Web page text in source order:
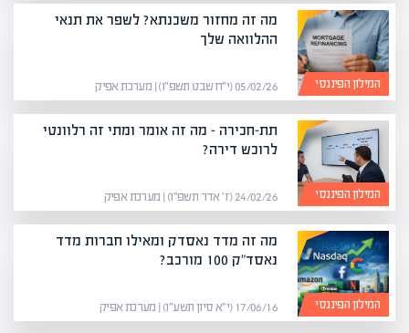
המילון הפיננסי
מה זה מחזור משכנתא? לשפר את תנאי
ההלוואה שלך
05/02/26 (י״ח שבט תשפ״ו) | מערכת אפיק
המילון הפיננסי
תת-חכירה – מה זה אומר ומתי זה רלוונטי
לרוכש דירה?
24/02/26 (ז׳ אדר תשפ״ו) | מערכת אפיק
המילון הפיננסי
מה זה מדד נאסדק ומאילו חברות מדד
נאסד"ק 100 מורכב?
17/06/16 (י״א סיון תשע״ו) | מערכת אפיק